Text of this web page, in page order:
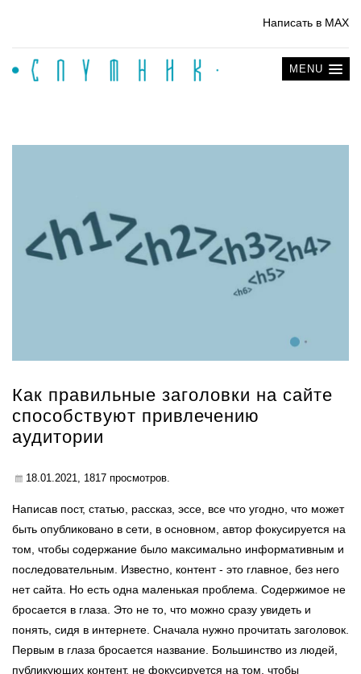
MENU
Написать в MAX
Как правильные заголовки на сайте
способствуют привлечению
аудитории
18.01.2021, 1817 просмотров.
Написав пост, статью, рассказ, эссе, все что угодно, что может
быть опубликовано в сети, в основном, автор фокусируется на
том, чтобы содержание было максимально информативным и
последовательным. Известно, контент - это главное, без него
нет сайта. Но есть одна маленькая проблема. Содержимое не
бросается в глаза. Это не то, что можно сразу увидеть и
понять, сидя в интернете. Сначала нужно прочитать заголовок.
Первым в глаза бросается название. Большинство из людей,
публикующих контент, не фокусируется на том, чтобы